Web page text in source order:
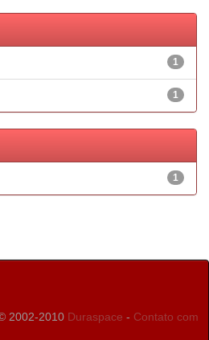
1
1
1
2002-2010 Duraspace - Contato com